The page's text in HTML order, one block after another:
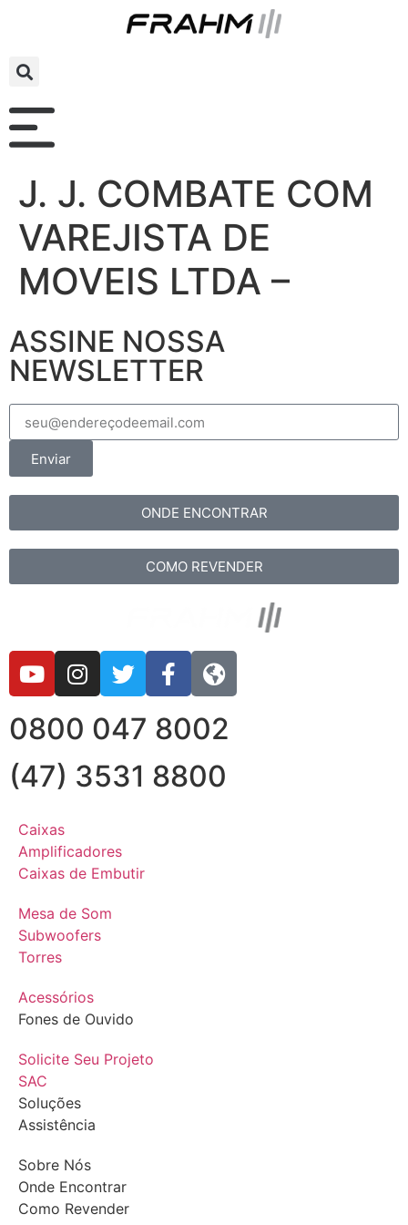
J. J. COMBATE COM
VAREJISTA DE
MOVEIS LTDA –
ASSINE NOSSA
NEWSLETTER
Enviar
ONDE ENCONTRAR
COMO REVENDER
0800 047 8002
(47) 3531 8800
Caixas
Amplificadores
Caixas de Embutir
Mesa de Som
Subwoofers
Torres
Acessórios
Fones de Ouvido
Solicite Seu Projeto
SAC
Soluções
Assistência
Sobre Nós
Onde Encontrar
Como Revender